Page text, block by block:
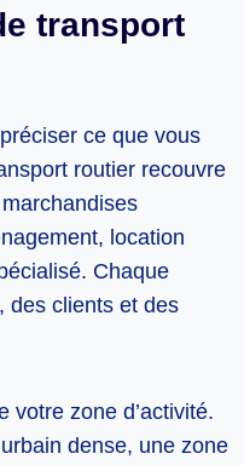
transport
ce que vous
routier recouvre
location
Chaque
des clients et des
votre zone d’activité.
dense, une zone